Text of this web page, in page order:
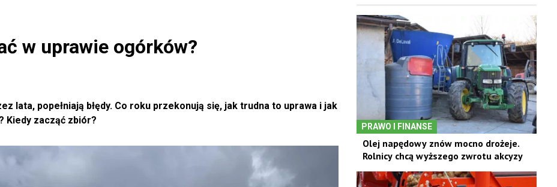
w uprawie ogórków?
lata, popełniają błędy. Co roku przekonują się, jak trudna to uprawa i jak
Kiedy zacząć zbiór?
PRAWO I FINANSE
Olej napędowy znów mocno drożeje.
Rolnicy chcą wyższego zwrotu akcyzy